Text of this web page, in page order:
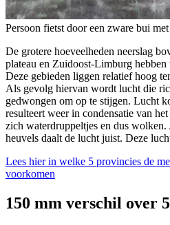
Persoon fietst door een zware bui
De grotere hoeveelheden neerslag
plateau en Zuidoost-Limburg hebben
Deze gebieden liggen relatief hoog
Als gevolg hiervan wordt lucht die
gedwongen om op te stijgen. Lucht
resulteert weer in condensatie van
zich waterdruppeltjes en dus wolken.
heuvels daalt de lucht juist. Deze
Lees hier in welke 5 provincies de
voorkomen
150 mm verschil over